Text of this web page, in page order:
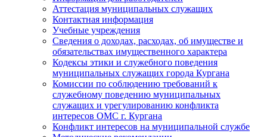
Аттестация муниципальных служащих
Контактная информация
Учебные учреждения
Сведения о доходах, расходах, об имуществе и
обязательствах имущественного характера
Кодексы этики и служебного поведения
муниципальных служащих города Кургана
Комиссии по соблюдению требований к
служебному поведению муниципальных
служащих и урегулированию конфликта
интересов ОМС г. Кургана
Конфликт интересов на муниципальной службе